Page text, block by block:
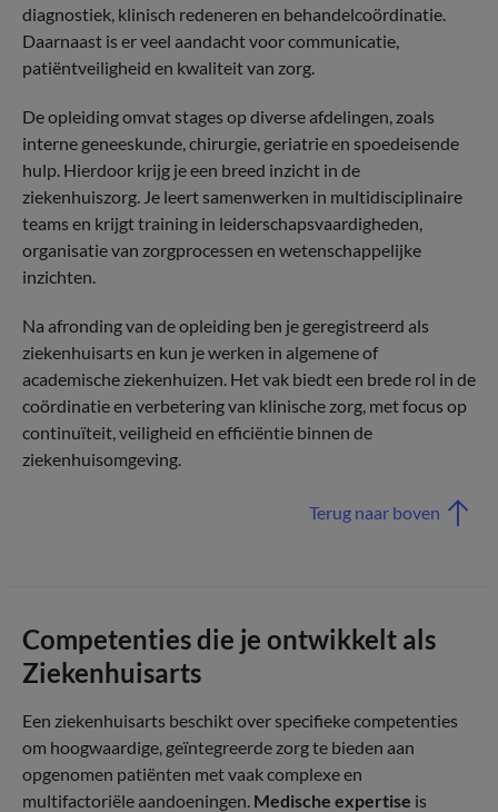
diagnostiek, klinisch redeneren en behandelcoördinatie.
Daarnaast is er veel aandacht voor communicatie,
patiëntveiligheid en kwaliteit van zorg.
De opleiding omvat stages op diverse afdelingen, zoals
interne geneeskunde, chirurgie, geriatrie en spoedeisende
hulp. Hierdoor krijg je een breed inzicht in de
ziekenhuiszorg. Je leert samenwerken in multidisciplinaire
teams en krijgt training in leiderschapsvaardigheden,
organisatie van zorgprocessen en wetenschappelijke
inzichten.
Na afronding van de opleiding ben je geregistreerd als
ziekenhuisarts en kun je werken in algemene of
academische ziekenhuizen. Het vak biedt een brede rol in de
coördinatie en verbetering van klinische zorg, met focus op
continuïteit, veiligheid en efficiëntie binnen de
ziekenhuisomgeving.
Terug naar boven
Competenties die je ontwikkelt als
Ziekenhuisarts
Een ziekenhuisarts beschikt over specifieke competenties
om hoogwaardige, geïntegreerde zorg te bieden aan
opgenomen patiënten met vaak complexe en
multifactoriële aandoeningen. Medische expertise is